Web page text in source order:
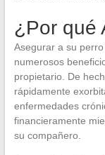
¿Por qué
Asegurar a su
numerosos
propietario. De
rápidamente
enfermedades
financieramente
su compañero.